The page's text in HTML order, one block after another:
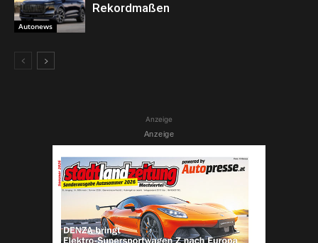
Autonews
Rekordmaßen
Anzeige
Anzeige